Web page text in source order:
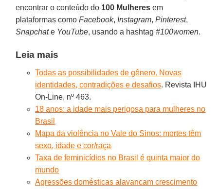
encontrar o conteúdo do 100 Mulheres em
plataformas comoFacebook, Instagram,Pinterest,
Snapchate YouTube, usando a hashtag#100women.
Leia mais
Todas as possibilidades de gênero. Novas
identidades, contradições e desafios. Revista IHU
On-Line, nº 463.
18 anos: a idade mais perigosa para mulheres no
Brasil
Mapa da violência no Vale do Sinos: mortes têm
sexo, idade e cor/raça
Taxa de feminicídios no Brasil é quinta maior do
mundo
Agressões domésticas alavancam crescimento